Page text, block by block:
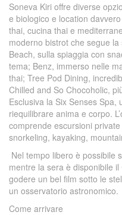
Soneva Kiri offre diverse
e biologico e location
thai, cucina thai e
moderno bistrot che segue
Beach, sulla spiaggia con
tema; Benz, immerso nelle
thai; Tree Pod Dining,
Chilled and So Chocoholic,
Esclusiva la Six Senses
riequilibrare anima e corpo.
comprende escursioni
snorkeling, kayaking,
Nel tempo libero è possibile
mentre la sera è disponibile
godere un bel film sotto le
un osservatorio astronomico.
Come arrivare